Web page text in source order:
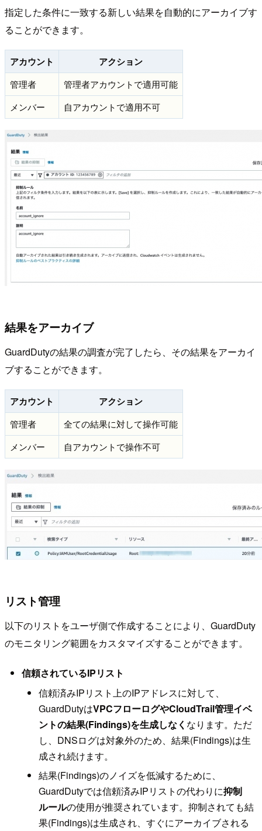
指定した条件に一致する新しい結果を自動的にアーカイブす
ることができます。
アカウント アクション
管理者
管理者アカウントで適用可能
メンバー
自アカウントで適用不可
結果をアーカイブ
GuardDutyの結果の調査が完了したら、その結果をアーカイ
ブすることができます。
アカウント アクション
管理者
全ての結果に対して操作可能
メンバー
自アカウントで操作不可
リスト管理
以下のリストをユーザ側で作成することにより、GuardDuty
のモニタリング範囲をカスタマイズすることができます。
信頼されているIPリスト
信頼済みIPリスト上のIPアドレスに対して、
GuardDutyはVPCフローログやCloudTrail管理イベ
ントの結果(Findings)を生成しなく なります。ただ
し、DNSログは対象外のため、結果(Findings)は生
成され続けます。
結果(Findings)のノイズを低減するために、
GuardDutyでは信頼済みIPリストの代わりに抑制
ルールの使用が推奨されています。抑制されても結
果(Findings)は生成され、すぐにアーカイブされる